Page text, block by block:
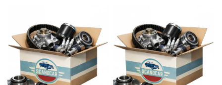
LISTE
D’ENVIE